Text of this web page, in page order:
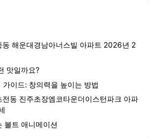
동 해운대경남아너스빌 아파트 2026년 2
맛일까요?
이드: 창의력을 높이는 방법
동 진주초장엠코타운더이스턴파크 아파
볼트 애니메이션